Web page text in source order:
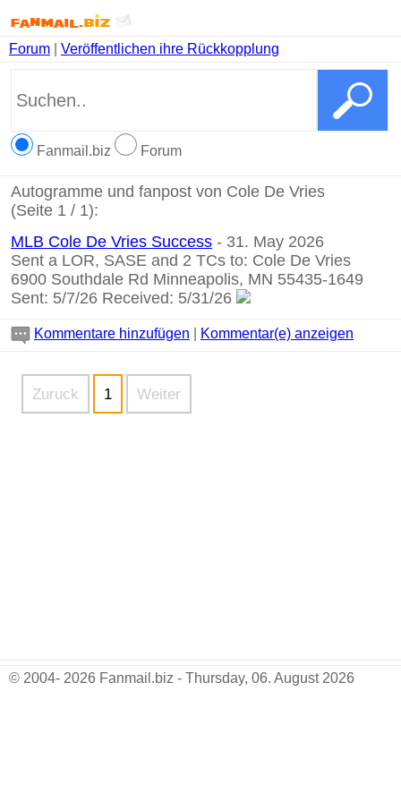
Forum Veröffentlichen ihre Rückkopplung
Fanmail.biz Forum
Autogramme und fanpost von Cole De Vries
(Seite 1 / 1):
MLB Cole De Vries Success - 31. May 2026
Sent a LOR, SASE and 2 TCs to: Cole De Vries
6900 Southdale Rd Minneapolis, MN 55435-1649
Sent: 5/7/26 Received: 5/31/26
Kommentare hinzufügen Kommentar(e) anzeigen
Zuruck 1 Weiter
© 2004- 2026 Fanmail.biz - Thursday, 06. August 2026